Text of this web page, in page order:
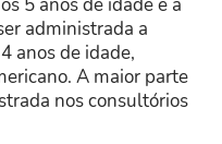
5 anos de idade e a
administrada a
anos de idade,
A maior parte
nos consultórios